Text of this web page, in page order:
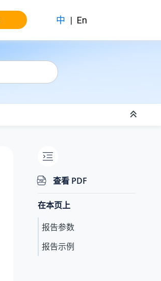
中 | En
查看 PDF
在本页上
报告参数
报告示例